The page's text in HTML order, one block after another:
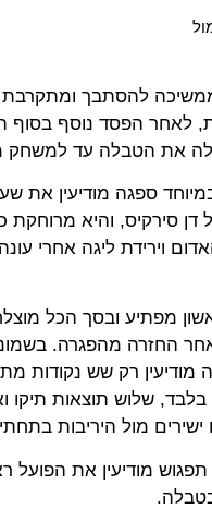
ממשיכה להסתבך
לאחר הפסד נוסף בסוף
את הטבלה עד למשחק
ספגה מודיעין את
של דן סירקיס, והיא
וירידת ליגה אחרי
מפתיע ובסך הכל
החזרה מהפגרה.
בלבד, שלוש תוצאות תיקו
מול היריבות
מודיעין את הפועל